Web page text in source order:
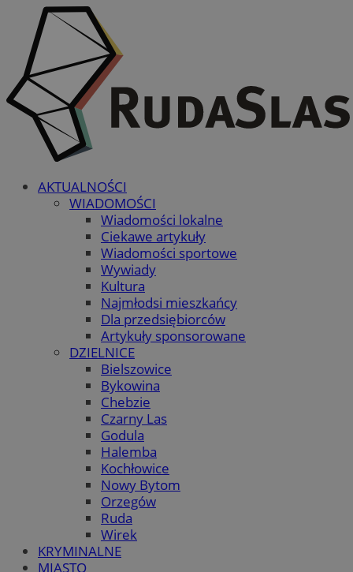
AKTUALNOŚCI
WIADOMOŚCI
Wiadomości lokalne
Ciekawe artykuły
Wiadomości sportowe
Wywiady
Kultura
Najmłodsi mieszkańcy
Dla przedsiębiorców
Artykuły sponsorowane
DZIELNICE
Bielszowice
Bykowina
Chebzie
Czarny Las
Godula
Halemba
Kochłowice
Nowy Bytom
Orzegów
Ruda
Wirek
KRYMINALNE
MIASTO